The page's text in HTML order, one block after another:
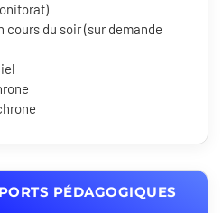
cours du soir (sur demande
PÉDAGOGIQUES